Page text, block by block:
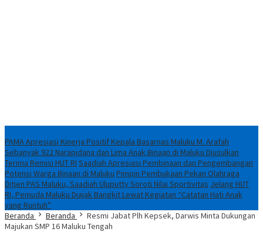
PAMA Apresiasi Kinerja Positif Kepala Basarnas Maluku M. Arafah
Sebanyak 922 Narapidana dan Lima Anak Binaan di Maluku Diusulkan
Terima Remisi HUT RI Saadiah Apresiasi Pembinaan dan Pengembangan
Potensi Warga Binaan di Maluku Pimpin Pembukaan Pekan Olahraga
Ditjen PAS Maluku, Saadiah Uluputty Soroti Nilai Sportivitas Jelang HUT
RI, Pemuda Maluku Diajak Bangkit Lewat Kegiatan “Catatan Hati Anak
yang Runtuh”
Beranda
Beranda
Resmi Jabat Plh Kepsek, Darwis Minta Dukungan
Majukan SMP 16 Maluku Tengah